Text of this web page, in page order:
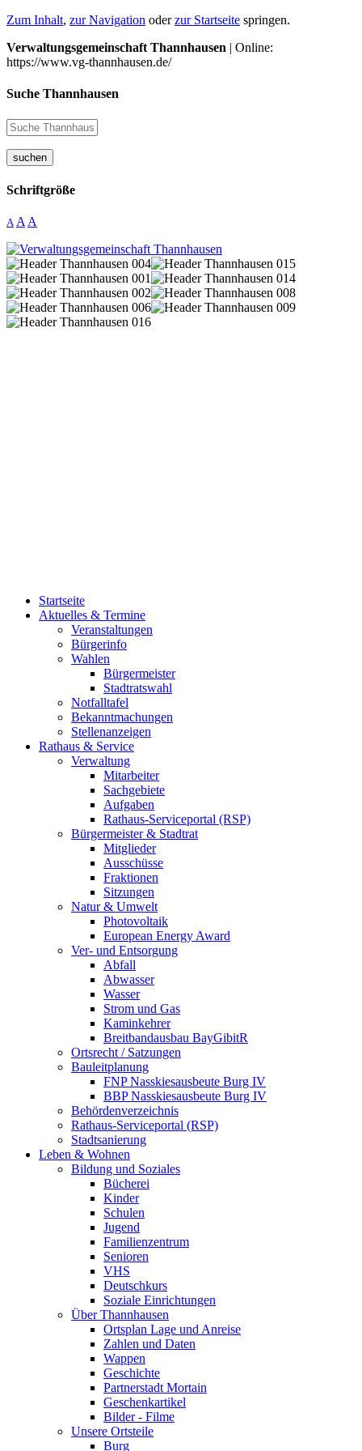
Zum Inhalt, zur Navigation oderzur Startseite springen.
Verwaltungsgemeinschaft Thannhausen | Online:
https://www.vg-thannhausen.de/
Suche Thannhausen
suchen
Schriftgröße
A A A
Startseite
Aktuelles & Termine
Veranstaltungen
Bürgerinfo
Wahlen
Bürgermeister
Stadtratswahl
Notfalltafel
Bekanntmachungen
Stellenanzeigen
Rathaus & Service
Verwaltung
Mitarbeiter
Sachgebiete
Aufgaben
Rathaus-Serviceportal (RSP)
Bürgermeister & Stadtrat
Mitglieder
Ausschüsse
Fraktionen
Sitzungen
Natur & Umwelt
Photovoltaik
European Energy Award
Ver- und Entsorgung
Abfall
Abwasser
Wasser
Strom und Gas
Kaminkehrer
Breitbandausbau BayGibitR
Ortsrecht / Satzungen
Bauleitplanung
FNP Nasskiesausbeute Burg IV
BBP Nasskiesausbeute Burg IV
Behördenverzeichnis
Rathaus-Serviceportal (RSP)
Stadtsanierung
Leben & Wohnen
Bildung und Soziales
Bücherei
Kinder
Schulen
Jugend
Familienzentrum
Senioren
VHS
Deutschkurs
Soziale Einrichtungen
Über Thannhausen
Ortsplan Lage und Anreise
Zahlen und Daten
Wappen
Geschichte
Partnerstadt Mortain
Geschenkartikel
Bilder - Filme
Unsere Ortsteile
Burg